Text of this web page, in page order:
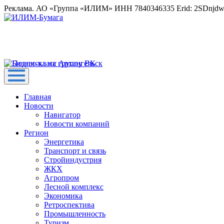
Реклама. АО «Группа «ИЛИМ» ИНН 7840346335 Erid:
Главная
Новости
Навигатор
Новости компаний
Регион
Энергетика
Транспорт и связь
Стройиндустрия
ЖКХ
Агропром
Лесной комплекс
Экономика
Ретроспектива
Промышленность